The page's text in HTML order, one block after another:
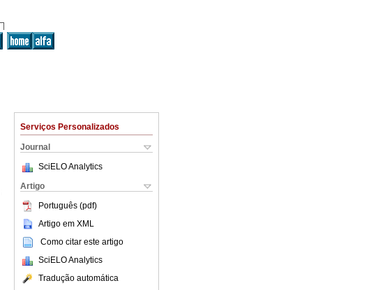
Serviços Personalizados
Journal
SciELO Analytics
Artigo
Português (pdf)
Artigo em XML
Como citar este artigo
SciELO Analytics
Tradução automática